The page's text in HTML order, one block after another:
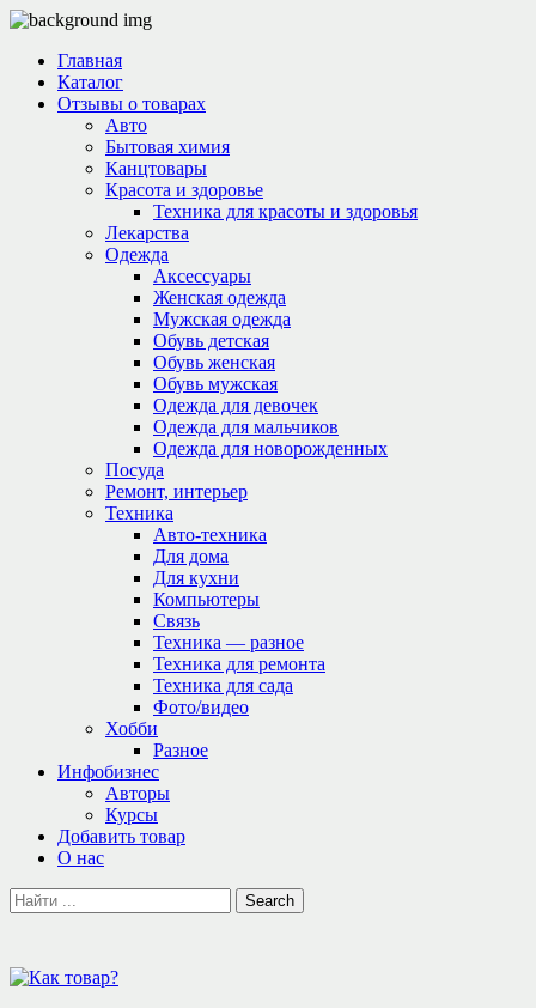
Главная
Каталог
Отзывы о товарах
Авто
Бытовая химия
Канцтовары
Красота и здоровье
Техника для красоты и здоровья
Лекарства
Одежда
Аксессуары
Женская одежда
Мужская одежда
Обувь детская
Обувь женская
Обувь мужская
Одежда для девочек
Одежда для мальчиков
Одежда для новорожденных
Посуда
Ремонт, интерьер
Техника
Авто-техника
Для дома
Для кухни
Компьютеры
Связь
Техника — разное
Техника для ремонта
Техника для сада
Фото/видео
Хобби
Разное
Инфобизнес
Авторы
Курсы
Добавить товар
О нас